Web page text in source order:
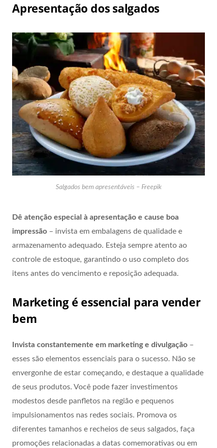
Apresentação dos salgados
Salgados bem apresentáveis – Freepik
Dê atenção especial à apresentação e cause boa
impressão – invista em embalagens de qualidade e
armazenamento adequado. Esteja sempre atento ao
controle de estoque, garantindo o uso completo dos
itens antes do vencimento e reposição adequada.
Marketing é essencial para vender
bem
Invista constantemente em marketing e divulgação –
esses são elementos essenciais para o sucesso. Não se
envergonhe de estar começando, e destaque a qualidade
de seus produtos. Você pode fazer investimentos
modestos desde panfletos na região e pequenos
impulsionamentos nas redes sociais. Promova os
diferentes tamanhos e recheios de seus salgados, faça
promoções relacionadas a datas comemorativas ou em